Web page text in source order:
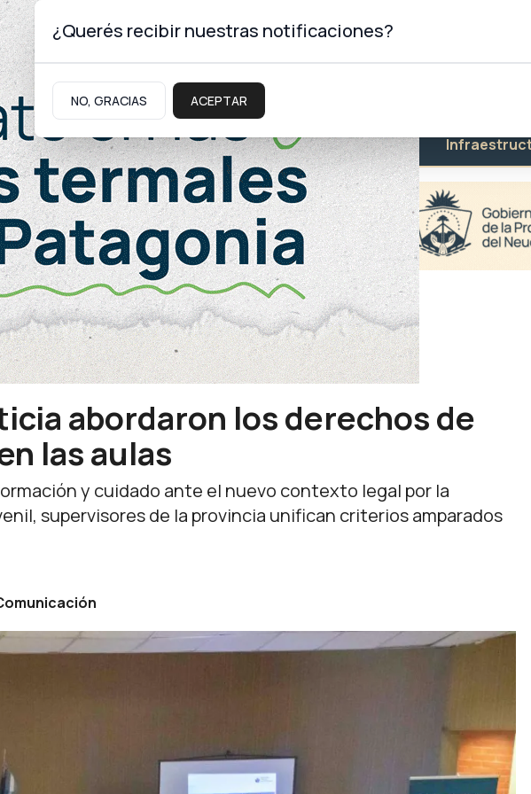
Turismo Educación Salud
abordaron los derechos de
las aulas
y cuidado ante el nuevo contexto legal por la
supervisores de la provincia unifican criterios amparados
¿Querés recibir nuestras notificaciones?
NO, GRACIAS ACEPTAR